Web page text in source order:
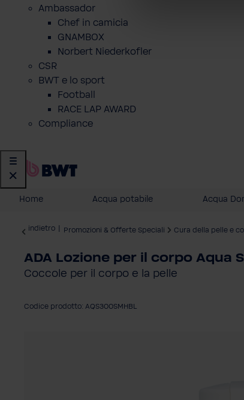
Ambassador
Chef in camicia
GNAMBOX
Norbert Niederkofler
CSR
BWT e lo sport
Football
RACE LAP AWARD
Compliance
Home Acqua potabile Acqua
indietro Promozioni & Offerte Speciali Cura della pelle e
ADA Lozione per il corpo Aqua
Coccole per il corpo e la pelle
Codice prodotto: AQS300SMHBL